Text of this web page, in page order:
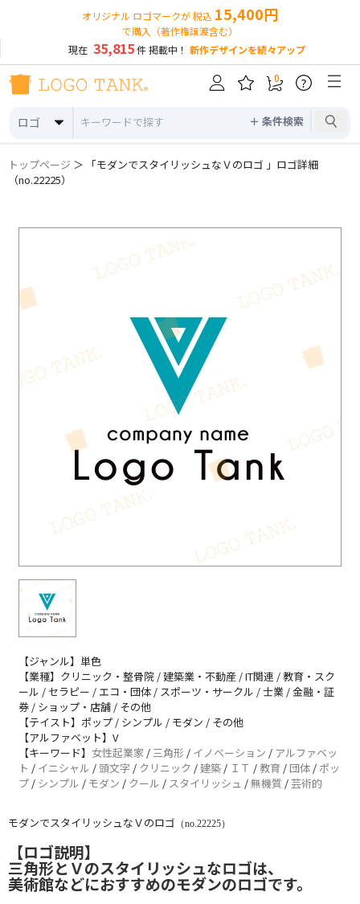
オリジナル ロゴマークが 税込 15,400円
で購入（著作権譲渡含む）
現在 35,815件 掲載中！ 新作デザインを続々アップ
ロゴ ＋ 条件検索
0 ?
トップページ ＞ 「モダンでスタイリッシュなＶのロゴ 」ロゴ詳細
（no.22225）
【ジャンル】単色
【業種】クリニック・整骨院 / 建築業・不動産 / IT関連 / 教育・スク
ール / セラピー / エコ・団体 / スポーツ・サークル / 士業 / 金融・証
券 / ショップ・店舗 / その他
【テイスト】ポップ / シンプル / モダン / その他
【アルファベット】V
【キーワード】 女性起業家 / 三角形 / イノベーション / アルファベッ
ト / イニシャル / 頭文字 / クリニック /建築 / ＩＴ / 教育 /団体 / ポッ
プ / シンプル / モダン / クール / スタイリッシュ /無機質 /芸術的
モダンでスタイリッシュなＶのロゴ （no.22225）
【ロゴ説明】
三角形とＶのスタイリッシュなロゴは、
美術館などにおすすめのモダンのロゴです。